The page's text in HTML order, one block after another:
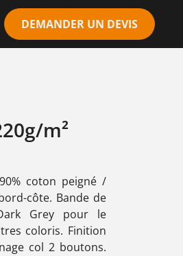
DEMANDER UN DEVIS
m²
coton peigné /
côte. Bande de
Grey pour le
coloris. Finition
col 2 boutons.